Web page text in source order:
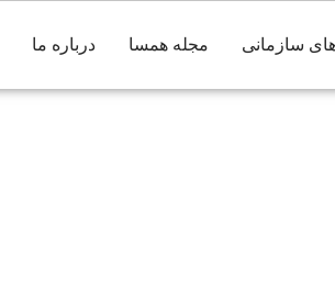
سازمانی مجله همسا درباره ما